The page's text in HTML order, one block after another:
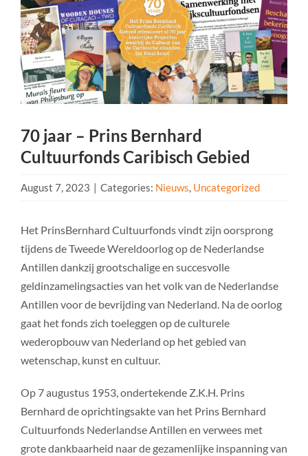
70 jaar – Prins Bernhard
Cultuurfonds Caribisch Gebied
August 7, 2023 | Categories: Nieuws, Uncategorized
Het PrinsBernhard Cultuurfonds vindt zijn oorsprong
tijdens de Tweede Wereldoorlog op de Nederlandse
Antillen dankzij grootschalige en succesvolle
geldinzamelingsacties van het volk van de Nederlandse
Antillen voor de bevrijding van Nederland. Na de oorlog
gaat het fonds zich toeleggen op de culturele
wederopbouw van Nederland op het gebied van
wetenschap, kunst en cultuur.
Op 7 augustus 1953, ondertekende Z.K.H. Prins
Bernhard de oprichtingsakte van het Prins Bernhard
Cultuurfonds Nederlandse Antillen en verwees met
grote dankbaarheid naar de gezamenlijke inspanning van